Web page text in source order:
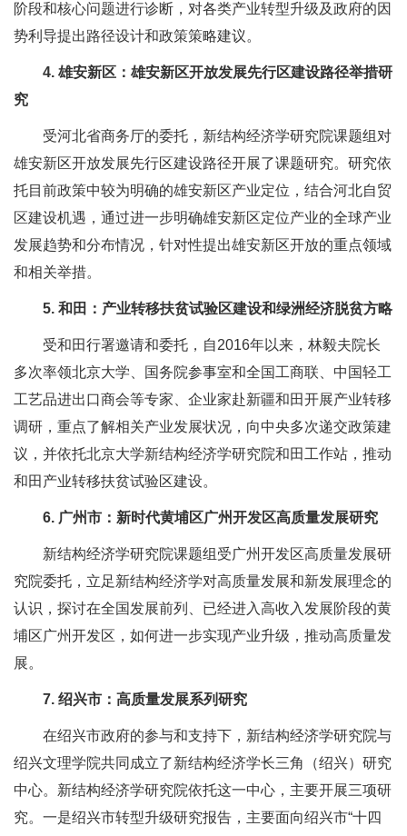
阶段和核心问题进行诊断，对各类产业转型升级及政府的因
势利导提出路径设计和政策策略建议。
4. 雄安新区：雄安新区开放发展先行区建设路径举措研
究
受河北省商务厅的委托，新结构经济学研究院课题组对
雄安新区开放发展先行区建设路径开展了课题研究。研究依
托目前政策中较为明确的雄安新区产业定位，结合河北自贸
区建设机遇，通过进一步明确雄安新区定位产业的全球产业
发展趋势和分布情况，针对性提出雄安新区开放的重点领域
和相关举措。
5. 和田：产业转移扶贫试验区建设和绿洲经济脱贫方略
受和田行署邀请和委托，自2016年以来，林毅夫院长
多次率领北京大学、国务院参事室和全国工商联、中国轻工
工艺品进出口商会等专家、企业家赴新疆和田开展产业转移
调研，重点了解相关产业发展状况，向中央多次递交政策建
议，并依托北京大学新结构经济学研究院和田工作站，推动
和田产业转移扶贫试验区建设。
6. 广州市：新时代黄埔区广州开发区高质量发展研究
新结构经济学研究院课题组受广州开发区高质量发展研
究院委托，立足新结构经济学对高质量发展和新发展理念的
认识，探讨在全国发展前列、已经进入高收入发展阶段的黄
埔区广州开发区，如何进一步实现产业升级，推动高质量发
展。
7. 绍兴市：高质量发展系列研究
在绍兴市政府的参与和支持下，新结构经济学研究院与
绍兴文理学院共同成立了新结构经济学长三角（绍兴）研究
中心。新结构经济学研究院依托这一中心，主要开展三项研
究。一是绍兴市转型升级研究报告，主要面向绍兴市“十四